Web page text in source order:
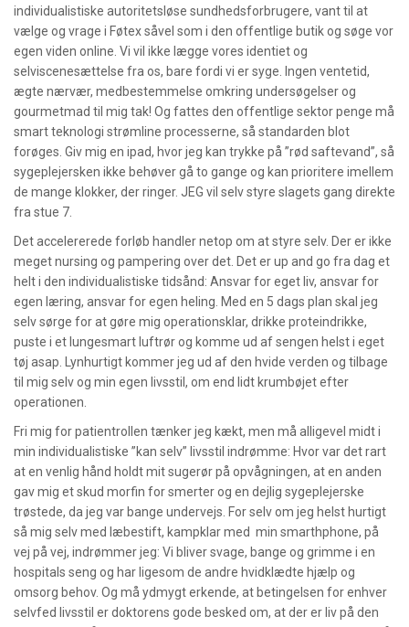
individualistiske autoritetsløse sundhedsforbrugere, vant til at
vælge og vrage i Føtex såvel som i den offentlige butik og søge vor
egen viden online. Vi vil ikke lægge vores identiet og
selviscenesættelse fra os, bare fordi vi er syge. Ingen ventetid,
ægte nærvær, medbestemmelse omkring undersøgelser og
gourmetmad til mig tak! Og fattes den offentlige sektor penge må
smart teknologi strømline processerne, så standarden blot
forøges. Giv mig en ipad, hvor jeg kan trykke på ”rød saftevand”, så
sygeplejersken ikke behøver gå to gange og kan prioritere imellem
de mange klokker, der ringer. JEG vil selv styre slagets gang direkte
fra stue 7.
Det accelererede forløb handler netop om at styre selv. Der er ikke
meget nursing og pampering over det. Det er up and go fra dag et
helt i den individualistiske tidsånd: Ansvar for eget liv, ansvar for
egen læring, ansvar for egen heling. Med en 5 dags plan skal jeg
selv sørge for at gøre mig operationsklar, drikke proteindrikke,
puste i et lungesmart luftrør og komme ud af sengen helst i eget
tøj asap. Lynhurtigt kommer jeg ud af den hvide verden og tilbage
til mig selv og min egen livsstil, om end lidt krumbøjet efter
operationen.
Fri mig for patientrollen tænker jeg kækt, men må alligevel midt i
min individualistiske ”kan selv” livsstil indrømme: Hvor var det rart
at en venlig hånd holdt mit sugerør på opvågningen, at en anden
gav mig et skud morfin for smerter og en dejlig sygeplejerske
trøstede, da jeg var bange undervejs. For selv om jeg helst hurtigt
så mig selv med læbestift, kampklar med min smarthphone, på
vej på vej, indrømmer jeg: Vi bliver svage, bange og grimme i en
hospitals seng og har ligesom de andre hvidklædte hjælp og
omsorg behov. Og må ydmygt erkende, at betingelsen for enhver
selvfed livsstil er doktorens gode besked om, at der er liv på den